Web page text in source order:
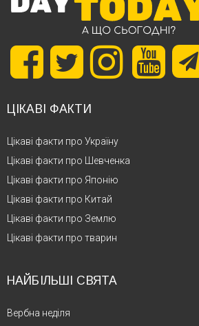
ЦІКАВІ ФАКТИ
Цікаві факти про Україну
Цікаві факти про Шевченка
Цікаві факти про Японію
Цікаві факти про Китай
Цікаві факти про Землю
Цікаві факти про тварин
НАЙБІЛЬШІ СВЯТА
Вербна неділя